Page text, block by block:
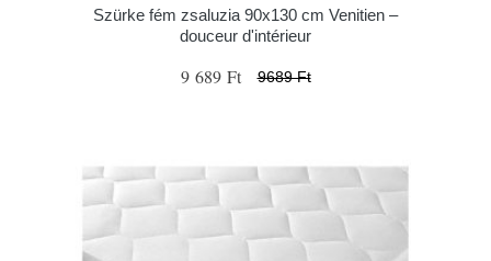
Szürke fém zsaluzia 90x130 cm Venitien –
douceur d'intérieur
9 689 Ft 9689 Ft